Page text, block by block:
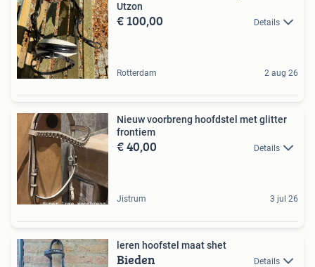
Utzon
€ 100,00 Details
Rotterdam 2 aug 26
Nieuw voorbreng hoofdstel met glitter
frontiem
€ 40,00 Details
Jistrum 3 jul 26
leren hoofstel maat shet
Bieden Details